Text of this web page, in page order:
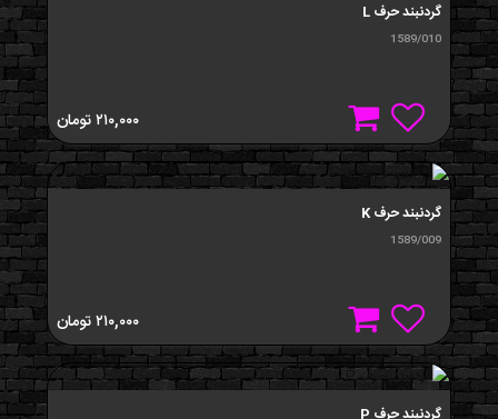
گردنبند حرف L
1589/010
۲۱۰,۰۰۰تومان
گردنبند حرف K
1589/009
۲۱۰,۰۰۰تومان